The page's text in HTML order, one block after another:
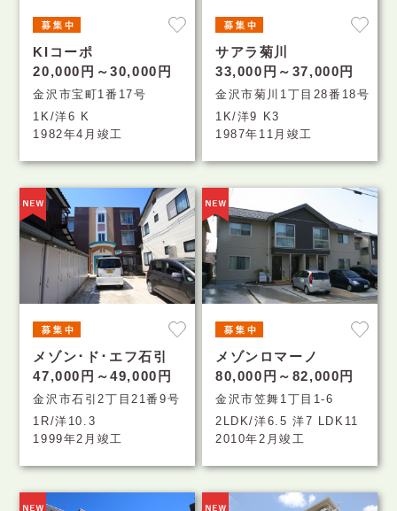
KIコーポ
20,000円～30,000円
金沢市宝町1番17号
1K/洋6 K
1982年4月竣工
サアラ菊川
33,000円～37,000円
金沢市菊川1丁目28番18号
1K/洋9 K3
1987年11月竣工
メゾン･ド･エフ石引
47,000円～49,000円
金沢市石引2丁目21番9号
1R/洋10.3
1999年2月竣工
メゾンロマーノ
80,000円～82,000円
金沢市笠舞1丁目1-6
2LDK/洋6.5 洋7 LDK11
2010年2月竣工